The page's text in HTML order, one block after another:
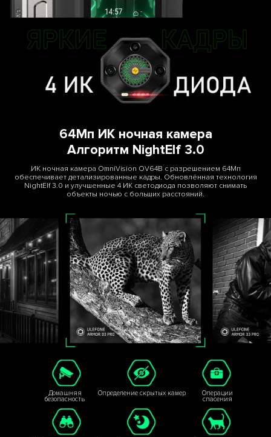
64Мп ИК ночная камера
Алгоритм NightElf 3.0
ИК ночная камера OmniVision OV64B с разрешением 64Мп
обеспечивает детализированные кадры. Обновлённая технология
NightElf 3.0 и улучшенные 4 ИК светодиода позволяют снимать
объекты ночью с больших расстояний.
Домашняя
безопасность
Определение скрытых камер Операции
спасения